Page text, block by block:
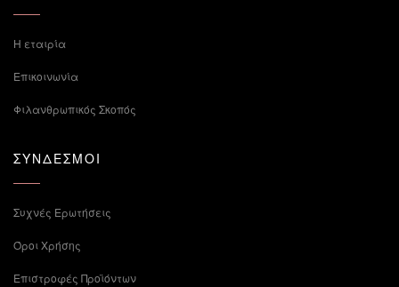
Η εταιρία
Επικοινωνία
Φιλανθρωπικός Σκοπός
ΣΥΝΔΕΣΜΟΙ
Συχνές Ερωτήσεις
Όροι Χρήσης
Επιστροφές Προϊόντων